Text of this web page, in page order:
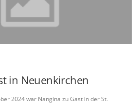
in Neuenkirchen
2024 war Nangina zu Gast in der St.